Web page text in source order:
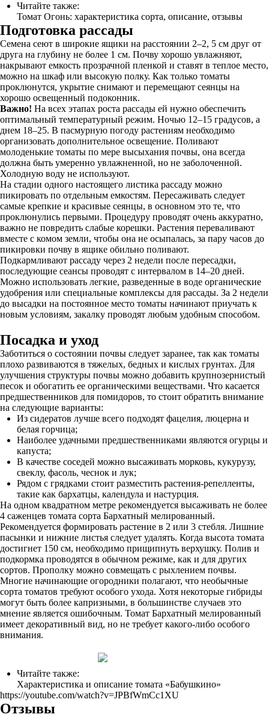
Читайте также:
Томат Огонь: характеристика сорта, описание, отзывы
Подготовка рассады
Семена сеют в широкие ящики на расстоянии 2–2, 5 см друг от
друга на глубину не более 1 см. Почву хорошо увлажняют,
накрывают емкость прозрачной пленкой и ставят в теплое место,
можно на шкаф или высокую полку. Как только томаты
проклюнутся, укрытие снимают и перемещают сеянцы на
хорошо освещенный подоконник.
Важно! На всех этапах роста рассады ей нужно обеспечить
оптимальный температурный режим. Ночью 12–15 градусов, а
днем 18–25. В пасмурную погоду растениям необходимо
организовать дополнительное освещение. Поливают
молоденькие томаты по мере высыхания почвы, она всегда
должна быть умеренно увлажненной, но не заболоченной.
Холодную воду не используют.
На стадии одного настоящего листика рассаду можно
пикировать по отдельным емкостям. Пересаживать следует
самые крепкие и красивые сеянцы, в основном это те, что
проклюнулись первыми. Процедуру проводят очень аккуратно,
важно не повредить слабые корешки. Растения переваливают
вместе с комом земли, чтобы она не осыпалась, за пару часов до
пикировки почву в ящике обильно поливают.
Подкармливают рассаду через 2 недели после пересадки,
последующие сеансы проводят с интервалом в 14–20 дней.
Можно использовать легкие, разведенные в воде органические
удобрения или специальные комплексы для рассады. За 2 недели
до высадки на постоянное место томаты начинают приучать к
новым условиям, закалку проводят любым удобным способом.
Посадка и уход
Заботиться о состоянии почвы следует заранее, так как томаты
плохо развиваются в тяжелых, бедных и кислых грунтах. Для
улучшения структуры почвы можно добавить крупнозернистый
песок и обогатить ее органическими веществами. Что касается
предшественников для помидоров, то стоит обратить внимание
на следующие варианты:
Из сидератов лучше всего подходят фацелия, люцерна и
белая горчица;
Наиболее удачными предшественниками являются огурцы и
капуста;
В качестве соседей можно высаживать морковь, кукурузу,
свеклу, фасоль, чеснок и лук;
Рядом с грядками стоит разместить растения-репелленты,
такие как бархатцы, календула и настурция.
На одном квадратном метре рекомендуется высаживать не более
4 саженцев томата сорта Бархатный мелированный.
Рекомендуется формировать растение в 2 или 3 стебля. Лишние
пасынки и нижние листья следует удалять. Когда высота томата
достигнет 150 см, необходимо прищипнуть верхушку. Полив и
подкормка проводятся в обычном режиме, как и для других
сортов. Прополку можно совмещать с рыхлением почвы.
Многие начинающие огородники полагают, что необычные
сорта томатов требуют особого ухода. Хотя некоторые гибриды
могут быть более капризными, в большинстве случаев это
мнение является ошибочным. Томат Бархатный мелированный
имеет декоративный вид, но не требует какого-либо особого
внимания.
Читайте также:
Характеристика и описание томата «Бабушкино»
https://youtube.com/watch?v=JPBfWmCc1XU
Отзывы